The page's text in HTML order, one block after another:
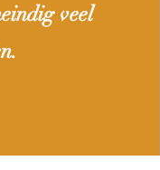
veel